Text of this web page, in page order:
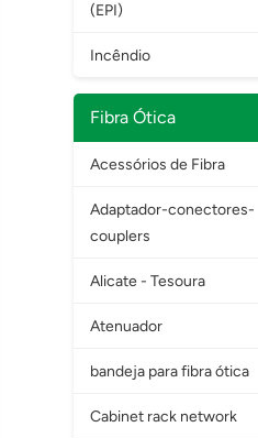
(EPI)
Incêndio
Fibra Ótica
Acessórios de Fibra
Adaptador-conectores-
couplers
Alicate - Tesoura
Atenuador
bandeja para fibra ótica
Cabinet rack network